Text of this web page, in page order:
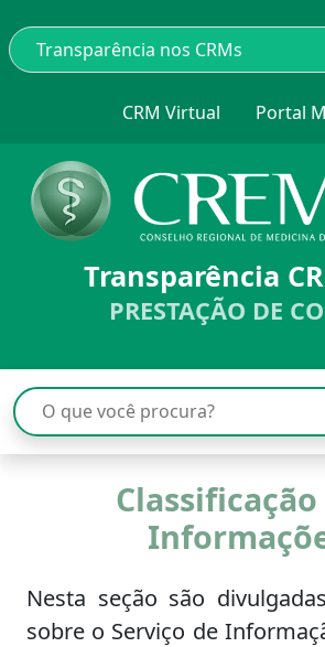
CRM Virtual Portal
Transparência
PRESTAÇÃO DE
Classificação
Nesta seção são
sobre o Serviço de